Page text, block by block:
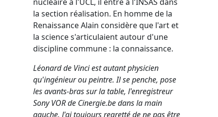
nucléaire à l'UCL, il entre à l'INSAS dans
la section réalisation. En homme de la
Renaissance Alain considère que l'art et
la science s'articulaient autour d'une
discipline commune : la connaissance.
Léonard de Vinci est autant physicien
qu'ingénieur ou peintre. Il se penche, pose
les avants-bras sur la table, l'enregistreur
Sony VOR de Cinergie.be dans la main
gauche. J'ai toujours regretté de ne pas être